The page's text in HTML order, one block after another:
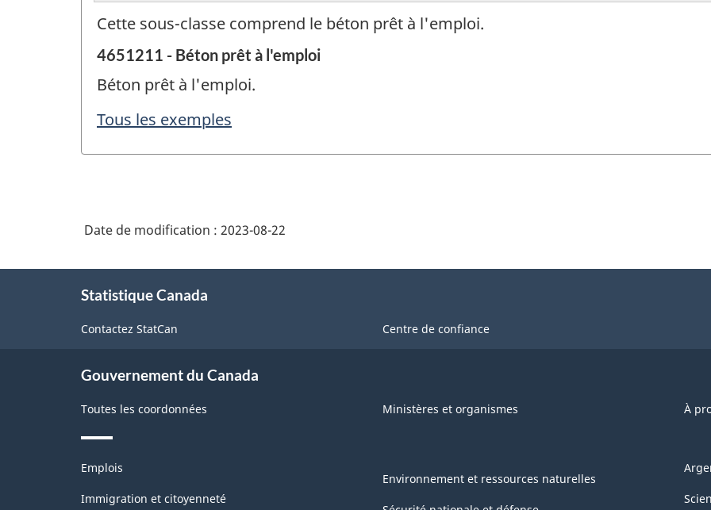
Cette sous-classe comprend le béton prêt à l'emploi.
4651211 - Béton prêt à l'emploi
Béton prêt à l'emploi.
Tous les exemples
Date de modification : 2023-08-22
Statistique Canada
Contactez StatCan Centre de confiance
Gouvernement du Canada
Toutes les coordonnées Ministères et organismes À
Thèmes
sujets
Emplois
Immigration et citoyenneté
Environnement et ressources naturelles